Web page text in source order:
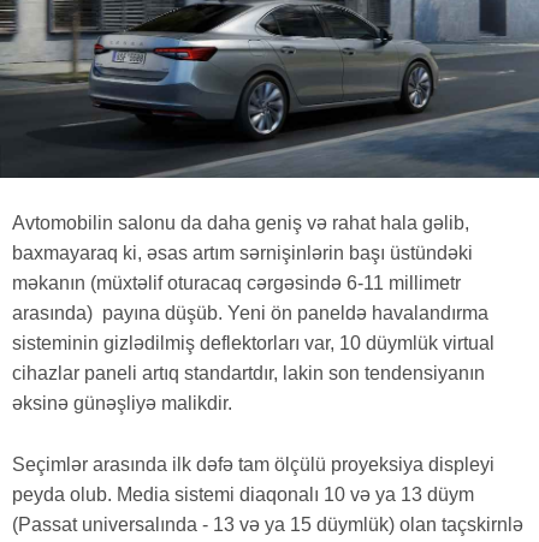
Avtomobilin salonu da daha geniş və rahat hala gəlib,
baxmayaraq ki, əsas artım sərnişinlərin başı üstündəki
məkanın (müxtəlif oturacaq cərgəsində 6-11 millimetr
arasında) payına düşüb. Yeni ön paneldə havalandırma
sisteminin gizlədilmiş deflektorları var, 10 düymlük virtual
cihazlar paneli artıq standartdır, lakin son tendensiyanın
əksinə günəşliyə malikdir.
Seçimlər arasında ilk dəfə tam ölçülü proyeksiya displeyi
peyda olub. Media sistemi diaqonalı 10 və ya 13 düym
(Passat universalında - 13 və ya 15 düymlük) olan taçskirnlə